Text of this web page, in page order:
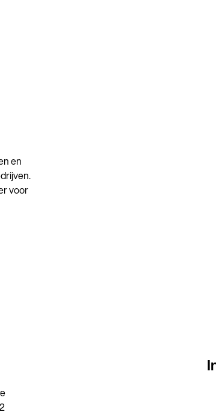
en
voor